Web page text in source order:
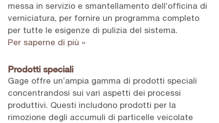
messa in servizio e smantellamento dell’officina di
verniciatura, per fornire un programma completo
per tutte le esigenze di pulizia del sistema.
Per saperne di più »
Prodotti speciali
Gage offre un’ampia gamma di prodotti speciali
concentrandosi sui vari aspetti dei processi
produttivi. Questi includono prodotti per la
rimozione degli accumuli di particelle veicolate